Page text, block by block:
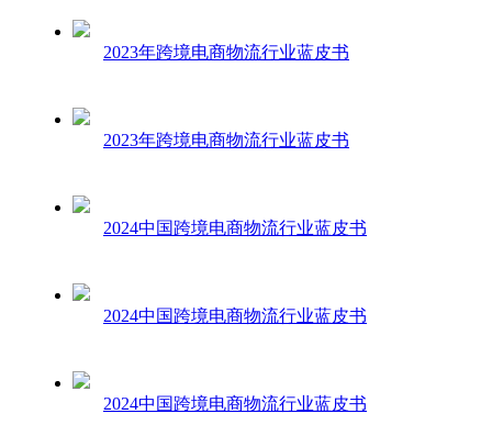
2023年跨境电商物流行业蓝皮书
2023年跨境电商物流行业蓝皮书
2024中国跨境电商物流行业蓝皮书
2024中国跨境电商物流行业蓝皮书
2024中国跨境电商物流行业蓝皮书